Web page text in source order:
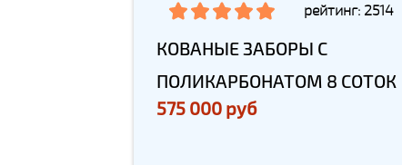
рейтинг: 2514
КОВАНЫЕ ЗАБОРЫ С
ПОЛИКАРБОНАТОМ 8 СОТОК
575 000 руб